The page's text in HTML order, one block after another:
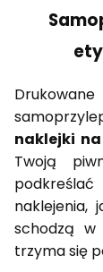
naklejki
Twoją
naklejenia,
schodzą w
trzyma się